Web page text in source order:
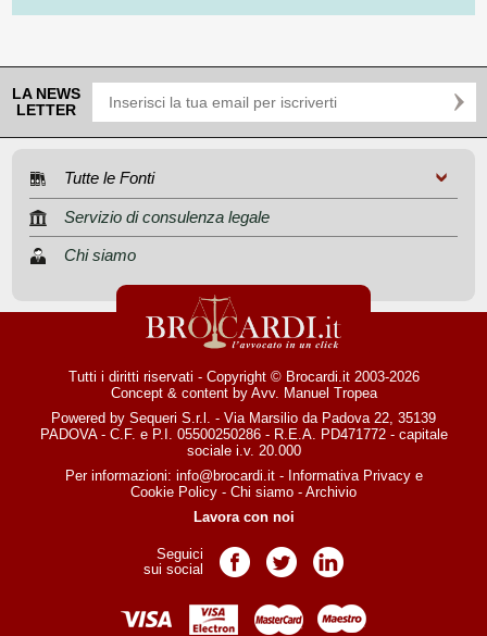
LA NEWS
LETTER
Tutte le Fonti
Servizio di consulenza legale
Chi siamo
Tutti i diritti riservati - Copyright © Brocardi.it 2003-2026
Concept & content by Avv. Manuel Tropea
Powered by Sequeri S.r.l. - Via Marsilio da Padova 22, 35139
PADOVA - C.F. e P.I. 05500250286 - R.E.A. PD471772 - capitale
sociale i.v. 20.000
Per informazioni: info@brocardi.it- Informativa Privacye
Cookie Policy - Chi siamo - Archivio
Lavora con noi
Seguici
sui social
Pagina Facebook
Pagina TwitterPagina LinkedIn